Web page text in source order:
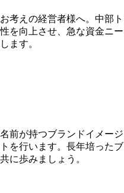
えの経営者様へ。中部
向上させ、急な資金ニ
ます。
が持つブランドイメー
行います。長年培った
に歩みましょう。